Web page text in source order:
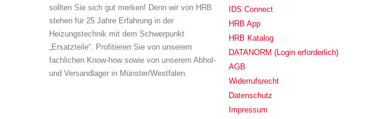
sollten Sie sich gut merken! Denn wir von HRB
stehen für 25 Jahre Erfahrung in der
Heizungstechnik mit dem Schwerpunkt
„Ersatzteile“. Profitieren Sie von unserem
fachlichen Know-how sowie von unserem Abhol-
und Versandlager in Münster/Westfalen.
IDS Connect
HRB App
HRB Katalog
DATANORM (Login erforderlich)
AGB
Widerrufsrecht
Datenschutz
Impressum